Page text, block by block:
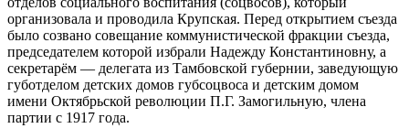
организовала и проводила Крупская. Перед открытием съезда
было созвано совещание коммунистической фракции съезда,
председателем которой избрали Надежду Константиновну, а
секретарём — делегата из Тамбовской губернии, заведующую
губотделом детских домов губсоцвоса и детским домом
имени Октябрьской революции П.Г. Замогильную, члена
партии с 1917 года.